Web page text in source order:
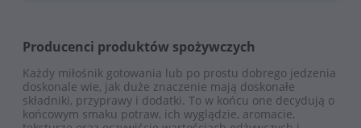
Producenci produktów spożywczych
Każdy miłośnik gotowania lub po prostu dobrego jedzenia
doskonale wie, jak duże znaczenie mają doskonałe
składniki, przyprawy i dodatki. To w końcu one decydują o
końcowym smaku potraw, ich wyglądzie, aromacie,